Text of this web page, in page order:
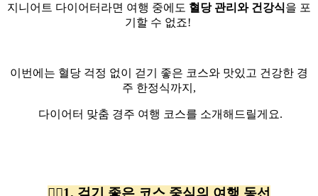
지니어트 다이어터라면 여행 중에도 혈당 관리와 건강식을 포
기할 수 없죠!
이번에는 혈당 걱정 없이 걷기 좋은 코스와 맛있고 건강한 경
주 한정식까지,
다이어터 맞춤 경주 여행 코스를 소개해드릴게요.